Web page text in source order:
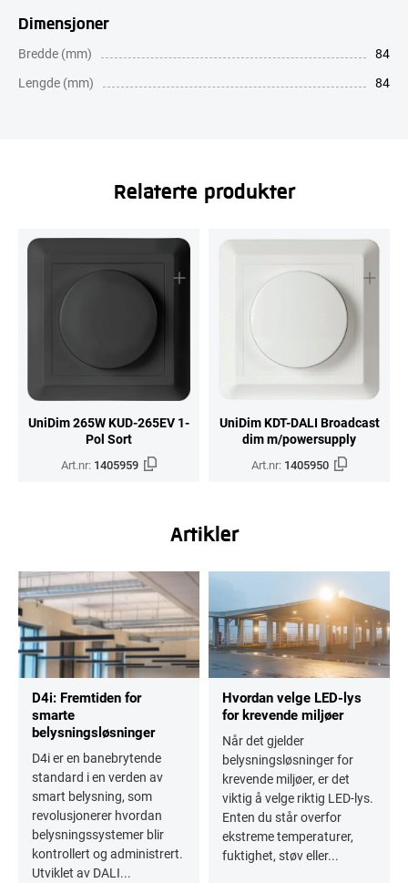
Dimensjoner
Bredde (mm)
84
Lengde (mm)
84
Relaterte produkter
UniDim 265W KUD-265EV 1-
Pol Sort
Art.nr: 1405959
UniDim KDT-DALI Broadcast
dim m/powersupply
Art.nr: 1405950
Artikler
D4i: Fremtiden for
smarte
belysningsløsninger
D4i er en banebrytende
standard i en verden av
smart belysning, som
revolusjonerer hvordan
belysningssystemer blir
kontrollert og administrert.
Utviklet av DALI...
Hvordan velge LED-lys
for krevende miljøer
Når det gjelder
belysningsløsninger for
krevende miljøer, er det
viktig å velge riktig LED-lys.
Enten du står overfor
ekstreme temperaturer,
fuktighet, støv eller...